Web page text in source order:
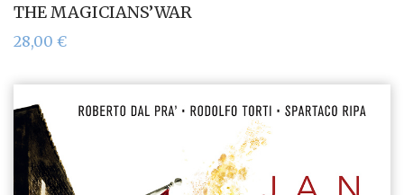
THE MAGICIANS’WAR
28,00 €